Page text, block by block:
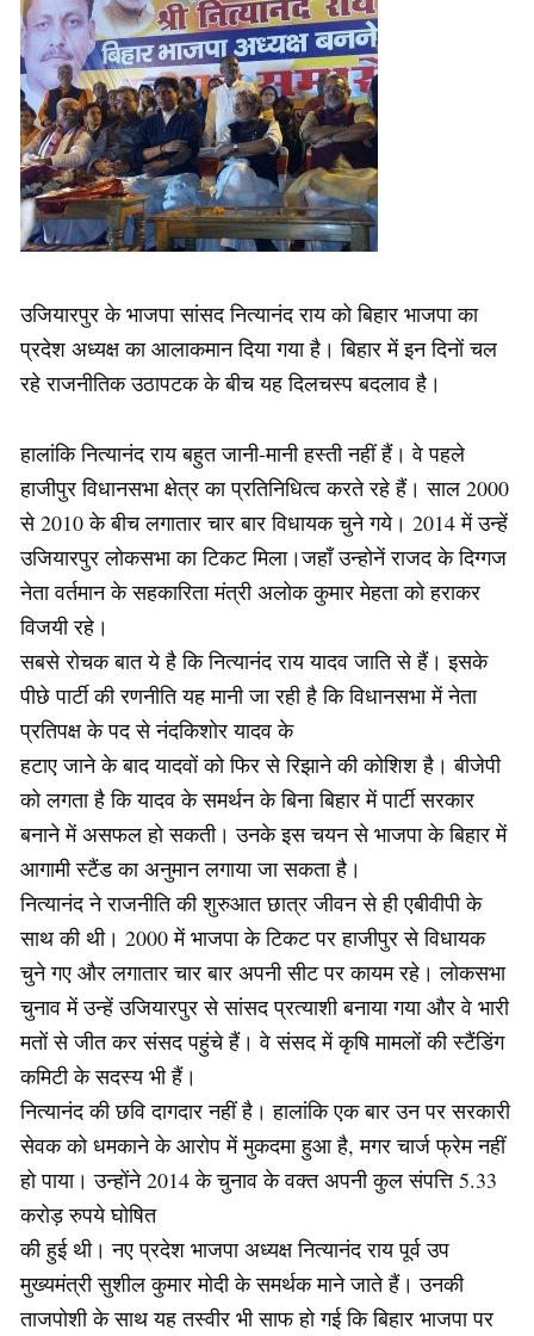
उजियारपुर के भाजपा सांसद नित्यानंद राय को बिहार भाजपा का
प्रदेश अध्यक्ष का आलाकमान दिया गया है। बिहार में इन दिनों चल
रहे राजनीतिक उठापटक के बीच यह दिलचस्प बदलाव है।
हालांकि नित्यानंद राय बहुत जानी-मानी हस्ती नहीं हैं। वे पहले
हाजीपुर विधानसभा क्षेत्र का प्रतिनिधित्व करते रहे हैं। साल 2000
से 2010 के बीच लगातार चार बार विधायक चुने गये। 2014 में उन्हें
उजियारपुर लोकसभा का टिकट मिला।जहाँ उन्होनें राजद के दिग्गज
नेता वर्तमान के सहकारिता मंत्री अलोक कुमार मेहता को हराकर
विजयी रहे।
सबसे रोचक बात ये है कि नित्यानंद राय यादव जाति से हैं। इसके
पीछे पार्टी की रणनीति यह मानी जा रही है कि विधानसभा में नेता
प्रतिपक्ष के पद से नंदकिशोर यादव के
हटाए जाने के बाद यादवों को फिर से रिझाने की कोशिश है। बीजेपी
को लगता है कि यादव के समर्थन के बिना बिहार में पार्टी सरकार
बनाने में असफल हो सकती। उनके इस चयन से भाजपा के बिहार में
आगामी स्टैंड का अनुमान लगाया जा सकता है।
नित्यानंद ने राजनीति की शुरुआत छात्र जीवन से ही एबीवीपी के
साथ की थी। 2000 में भाजपा के टिकट पर हाजीपुर से विधायक
चुने गए और लगातार चार बार अपनी सीट पर कायम रहे। लोकसभा
चुनाव में उन्हें उजियारपुर से सांसद प्रत्याशी बनाया गया और वे भारी
मतों से जीत कर संसद पहुंचे हैं। वे संसद में कृषि मामलों की स्टैंडिंग
कमिटी के सदस्य भी हैं।
नित्यानंद की छवि दागदार नहीं है। हालांकि एक बार उन पर सरकारी
सेवक को धमकाने के आरोप में मुकदमा हुआ है, मगर चार्ज फ्रेम नहीं
हो पाया। उन्होंने 2014 के चुनाव के वक्त अपनी कुल संपत्ति 5.33
करोड़ रुपये घोषित
की हुई थी। नए प्रदेश भाजपा अध्यक्ष नित्यानंद राय पूर्व उप
मुख्यमंत्री सुशील कुमार मोदी के समर्थक माने जाते हैं। उनकी
ताजपोशी के साथ यह तस्वीर भी साफ हो गई कि बिहार भाजपा पर